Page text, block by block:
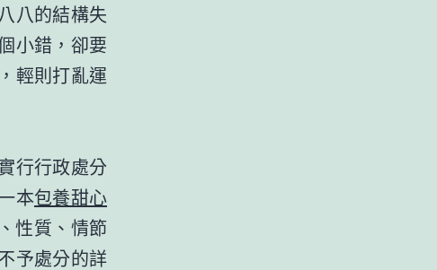
八的結構失
小錯，卻要
輕則打亂運
行行政處分
本包養甜心
性質、情節
予處分的詳